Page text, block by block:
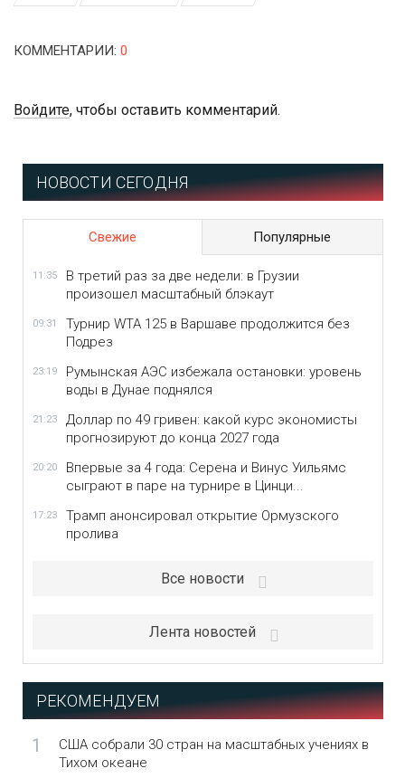
КОММЕНТАРИИ: 0
Войдите, чтобы оставить комментарий.
НОВОСТИ СЕГОДНЯ
Свежие Популярные
11:35
В третий раз за две недели: в Грузии
произошел масштабный блэкаут
09:31
Турнир WTA 125 в Варшаве продолжится без
Подрез
23:19
Румынская АЭС избежала остановки: уровень
воды в Дунае поднялся
21:23
Доллар по 49 гривен: какой курс экономисты
прогнозируют до конца 2027 года
20:20
Впервые за 4 года: Серена и Винус Уильямс
сыграют в паре на турнире в Цинци...
17:23
Трамп анонсировал открытие Ормузского
пролива
Все новости
Лента новостей
РЕКОМЕНДУЕМ
1
США собрали 30 стран на масштабных учениях в
Тихом океане